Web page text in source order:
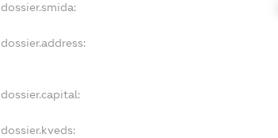
dossier.smida:
dossier.address:
dossier.capital:
dossier.kveds: